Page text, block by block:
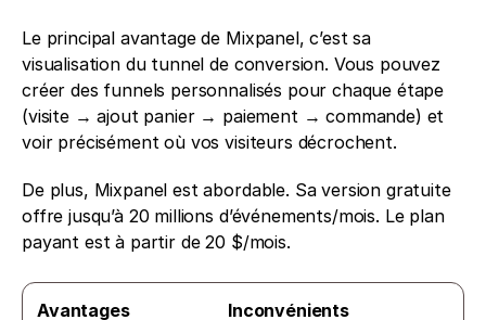
Le principal avantage de Mixpanel, c’est sa
visualisation du tunnel de conversion. Vous pouvez
créer des funnels personnalisés pour chaque étape
(visite → ajout panier → paiement → commande) et
voir précisément où vos visiteurs décrochent.
De plus, Mixpanel est abordable. Sa version gratuite
offre jusqu’à 20 millions d’événements/mois. Le plan
payant est à partir de 20 $/mois.
Avantages Inconvénients